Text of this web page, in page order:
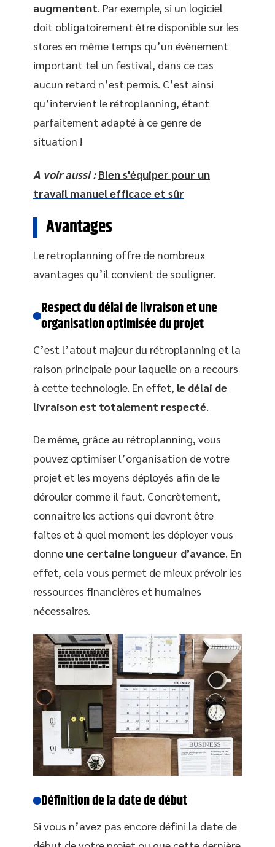
augmentent. Par exemple, si un logiciel
doit obligatoirement être disponible sur les
stores en même temps qu’un évènement
important tel un festival, dans ce cas
aucun retard n’est permis. C’est ainsi
qu’intervient le rétroplanning, étant
parfaitement adapté à ce genre de
situation !
A voir aussi : Bien s'équiper pour un
travail manuel efficace et sûr
Avantages
Le retroplanning offre de nombreux
avantages qu’il convient de souligner.
Respect du délai de livraison et une
organisation optimisée du projet
C’est l’atout majeur du rétroplanning et la
raison principale pour laquelle on a recours
à cette technologie. En effet, le délai de
livraison est totalement respecté
De même, grâce au rétroplanning, vous
pouvez optimiser l’organisation de votre
projet et les moyens déployés afin de le
dérouler comme il faut. Concrètement,
connaître les actions qui devront être
faites et à quel moment les déployer vous
donne une certaine longueur d’avance. En
effet, cela vous permet de mieux prévoir les
ressources financières et humaines
nécessaires.
Définition de la date de début
Si vous n’avez pas encore défini la date de